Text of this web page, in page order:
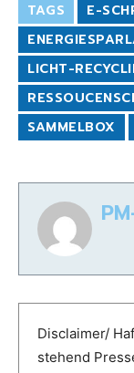
TAGS E-
LICHT-
SAMMELBOX
Disclaimer/
stehend